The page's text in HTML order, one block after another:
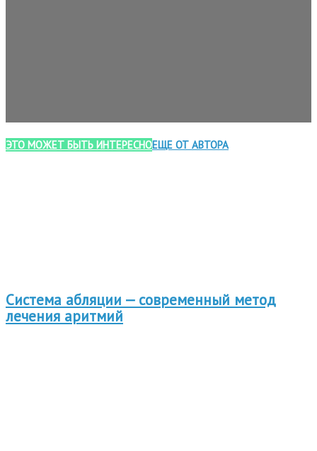
ЭТО МОЖЕТ БЫТЬ ИНТЕРЕСНОЕЩЕ ОТ АВТОРА
Система абляции — современный метод
лечения аритмий